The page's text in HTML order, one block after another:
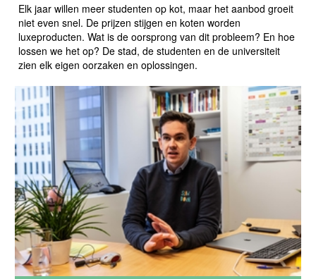
Elk jaar willen meer studenten op kot, maar het aanbod groeit
niet even snel. De prijzen stijgen en koten worden
luxeproducten. Wat is de oorsprong van dit probleem? En hoe
lossen we het op? De stad, de studenten en de universiteit
zien elk eigen oorzaken en oplossingen.